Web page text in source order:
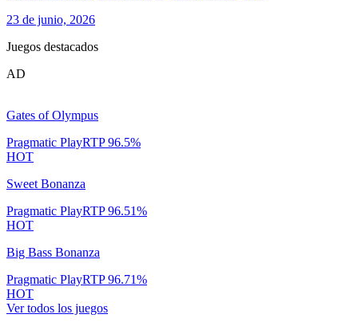
23 de junio, 2026
Juegos destacados
AD
Gates of Olympus
Pragmatic PlayRTP96.5%
HOT
Sweet Bonanza
Pragmatic PlayRTP96.51%
HOT
Big Bass Bonanza
Pragmatic PlayRTP96.71%
HOT
Ver todos los juegos